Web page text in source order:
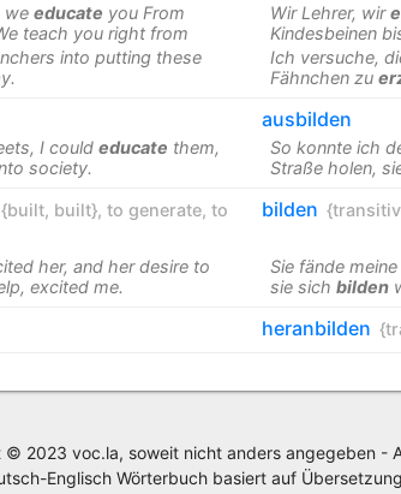
we educate you From
teach you right from
Wir Lehrer, wir
Kindesbeinen
into putting these
Ich versuche,
Fähnchen zu
ausbilden
I could educate them,
society.
So konnte ich
Straße holen,
, built}, to generate, to
bilden
her, and her desire to
excited me.
Sie fände
sie sich bilden
heranbilden
© 2023 voc.la, soweit nicht anders angegeben -
Englisch Wörterbuch basiert auf